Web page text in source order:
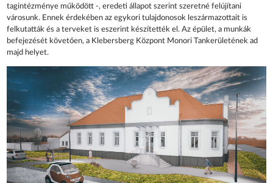
tagintézménye működött -, eredeti állapot szerint szeretné felújítani
városunk. Ennek érdekében az egykori tulajdonosok leszármazottait is
felkutatták és a terveket is eszerint készítették el. Az épület, a munkák
befejezését követően, a Klebersberg Központ Monori Tankerületének ad
majd helyet.